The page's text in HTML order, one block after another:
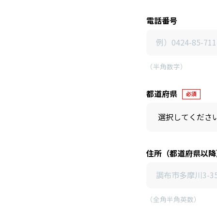
電話番号
（半角数字）
都道府県 必須
住所（都道府県以
（全角半角英数）